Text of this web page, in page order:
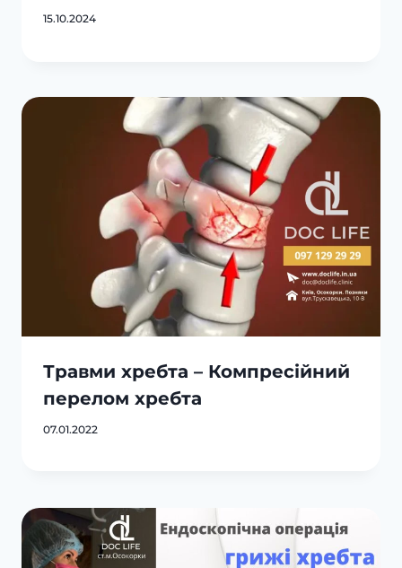
15.10.2024
Травми хребта – Компресійний
перелом хребта
07.01.2022